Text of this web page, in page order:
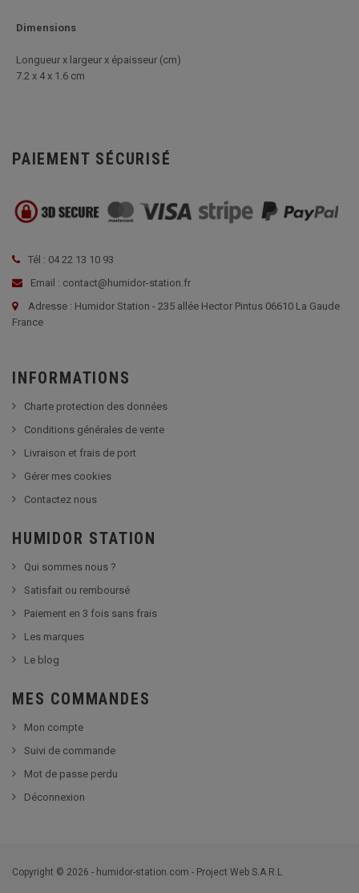
Dimensions
Longueur x largeur x épaisseur (cm)
7.2 x 4 x 1.6 cm
PAIEMENT SÉCURISÉ
Tél : 04 22 13 10 93
Email : contact@humidor-station.fr
Adresse : Humidor Station - 235 allée Hector Pintus 06610 La Gaude
France
INFORMATIONS
Charte protection des données
Conditions générales de vente
Livraison et frais de port
Gérer mes cookies
Contactez nous
HUMIDOR STATION
Qui sommes nous ?
Satisfait ou remboursé
Paiement en 3 fois sans frais
Les marques
Le blog
MES COMMANDES
Mon compte
Suivi de commande
Mot de passe perdu
Déconnexion
Copyright © 2026 - humidor-station.com - Project Web S.A.R.L